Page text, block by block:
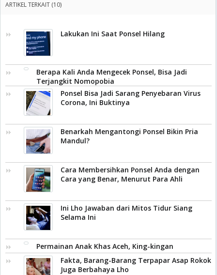
ARTIKEL TERKAIT (10)
Lakukan Ini Saat Ponsel Hilang
Berapa Kali Anda Mengecek Ponsel, Bisa Jadi
Terjangkit Nomopobia
Ponsel Bisa Jadi Sarang Penyebaran Virus
Corona, Ini Buktinya
Benarkah Mengantongi Ponsel Bikin Pria
Mandul?
Cara Membersihkan Ponsel Anda dengan
Cara yang Benar, Menurut Para Ahli
Ini Lho Jawaban dari Mitos Tidur Siang
Selama Ini
Permainan Anak Khas Aceh, King-kingan
Fakta, Barang-Barang Terpapar Asap Rokok
Juga Berbahaya Lho